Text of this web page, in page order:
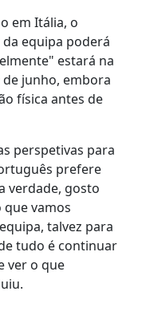
em Itália, o
equipa poderá
estará na
de junho, embora
física antes de
perspetivas para
prefere
verdade, gosto
que vamos
talvez para
tudo é continuar
ver o que